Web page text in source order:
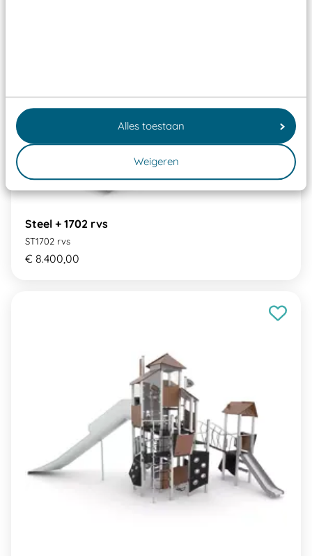
Alles toestaan
Weigeren
Steel + 1702 rvs
ST1702 rvs
€ 8.400,00